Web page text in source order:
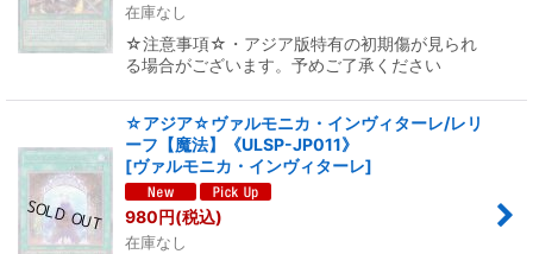
在庫なし
☆注意事項☆・アジア版特有の初期傷が見られ
る場合がございます。予めご了承ください
☆アジア☆ヴァルモニカ・インヴィターレ/レリ
ーフ【魔法】《ULSP-JP011》
[ヴァルモニカ・インヴィターレ]
980円(税込)
在庫なし